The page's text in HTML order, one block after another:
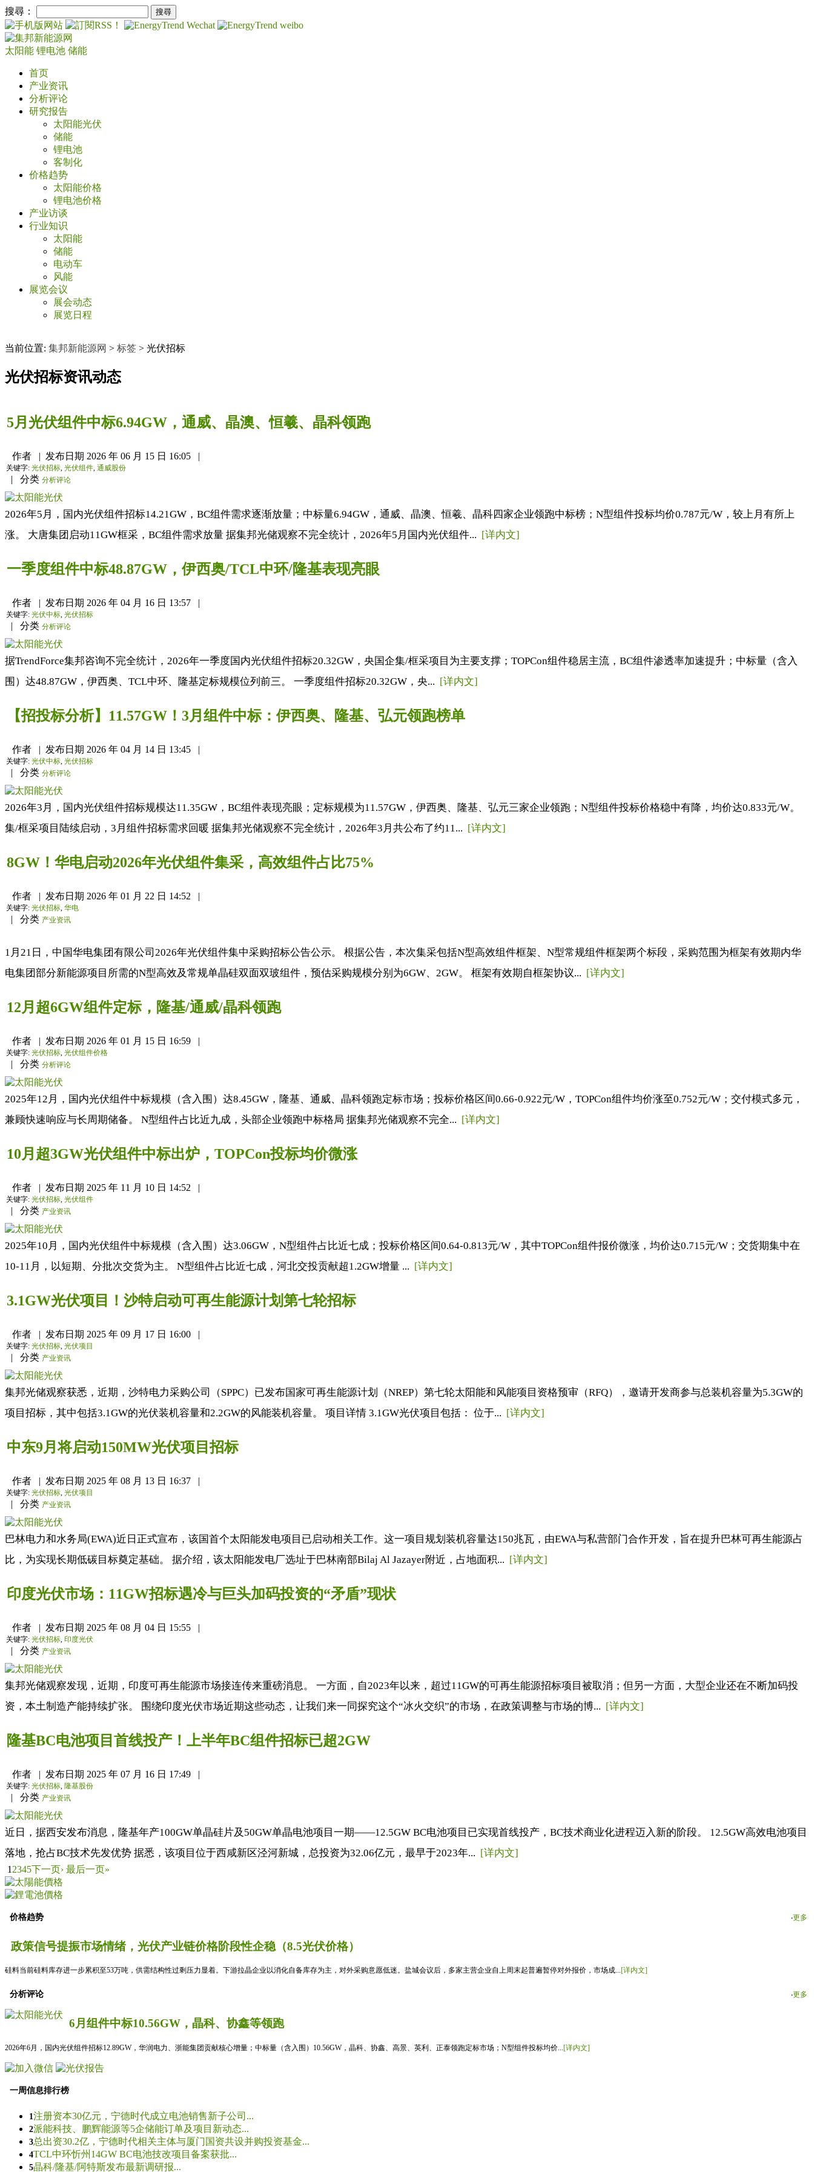
搜尋：
太阳能 锂电池 储能
首页
产业资讯
分析评论
研究报告
太阳能光伏
储能
锂电池
客制化
价格趋势
太阳能价格
锂电池价格
产业访谈
行业知识
太阳能
储能
电动车
风能
展览会议
展会动态
展览日程
当前位置: 集邦新能源网 > 标签 > 光伏招标
光伏招标资讯动态
5月光伏组件中标6.94GW，通威、晶澳、恒羲、晶科领跑
作者 | 发布日期 2026 年 06 月 15 日 16:05 |
关键字: 光伏招标, 光伏组件, 通威股份
| 分类 分析评论
2026年5月，国内光伏组件招标14.21GW，BC组件需求逐渐放量；中标量6.94GW，通威、晶澳、恒羲、晶科四家企业领跑中标榜；N型组件投标均价0.787元/W，较上月有所上
涨。 大唐集团启动11GW框采，BC组件需求放量 据集邦光储观察不完全统计，2026年5月国内光伏组件... [详内文]
一季度组件中标48.87GW，伊西奥/TCL中环/隆基表现亮眼
作者 | 发布日期 2026 年 04 月 16 日 13:57 |
关键字: 光伏中标, 光伏招标
| 分类 分析评论
据TrendForce集邦咨询不完全统计，2026年一季度国内光伏组件招标20.32GW，央国企集/框采项目为主要支撑；TOPCon组件稳居主流，BC组件渗透率加速提升；中标量（含入
围）达48.87GW，伊西奥、TCL中环、隆基定标规模位列前三。 一季度组件招标20.32GW，央... [详内文]
【招投标分析】11.57GW！3月组件中标：伊西奥、隆基、弘元领跑榜单
作者 | 发布日期 2026 年 04 月 14 日 13:45 |
关键字: 光伏中标, 光伏招标
| 分类 分析评论
2026年3月，国内光伏组件招标规模达11.35GW，BC组件表现亮眼；定标规模为11.57GW，伊西奥、隆基、弘元三家企业领跑；N型组件投标价格稳中有降，均价达0.833元/W。
集/框采项目陆续启动，3月组件招标需求回暖 据集邦光储观察不完全统计，2026年3月共公布了约11... [详内文]
8GW！华电启动2026年光伏组件集采，高效组件占比75%
作者 | 发布日期 2026 年 01 月 22 日 14:52 |
关键字: 光伏招标, 华电
| 分类 产业资讯
1月21日，中国华电集团有限公司2026年光伏组件集中采购招标公告公示。 根据公告，本次集采包括N型高效组件框架、N型常规组件框架两个标段，采购范围为框架有效期内华
电集团部分新能源项目所需的N型高效及常规单晶硅双面双玻组件，预估采购规模分别为6GW、2GW。 框架有效期自框架协议... [详内文]
12月超6GW组件定标，隆基/通威/晶科领跑
作者 | 发布日期 2026 年 01 月 15 日 16:59 |
关键字: 光伏招标, 光伏组件价格
| 分类 分析评论
2025年12月，国内光伏组件中标规模（含入围）达8.45GW，隆基、通威、晶科领跑定标市场；投标价格区间0.66-0.922元/W，TOPCon组件均价涨至0.752元/W；交付模式多元，
兼顾快速响应与长周期储备。 N型组件占比近九成，头部企业领跑中标格局 据集邦光储观察不完全... [详内文]
10月超3GW光伏组件中标出炉，TOPCon投标均价微涨
作者 | 发布日期 2025 年 11 月 10 日 14:52 |
关键字: 光伏招标, 光伏组件
| 分类 产业资讯
2025年10月，国内光伏组件中标规模（含入围）达3.06GW，N型组件占比近七成；投标价格区间0.64-0.813元/W，其中TOPCon组件报价微涨，均价达0.715元/W；交货期集中在
10-11月，以短期、分批次交货为主。 N型组件占比近七成，河北交投贡献超1.2GW增量 ... [详内文]
3.1GW光伏项目！沙特启动可再生能源计划第七轮招标
作者 | 发布日期 2025 年 09 月 17 日 16:00 |
关键字: 光伏招标, 光伏项目
| 分类 产业资讯
集邦光储观察获悉，近期，沙特电力采购公司（SPPC）已发布国家可再生能源计划（NREP）第七轮太阳能和风能项目资格预审（RFQ），邀请开发商参与总装机容量为5.3GW的
项目招标，其中包括3.1GW的光伏装机容量和2.2GW的风能装机容量。 项目详情 3.1GW光伏项目包括： 位于... [详内文]
中东9月将启动150MW光伏项目招标
作者 | 发布日期 2025 年 08 月 13 日 16:37 |
关键字: 光伏招标, 光伏项目
| 分类 产业资讯
巴林电力和水务局(EWA)近日正式宣布，该国首个太阳能发电项目已启动相关工作。这一项目规划装机容量达150兆瓦，由EWA与私营部门合作开发，旨在提升巴林可再生能源占
比，为实现长期低碳目标奠定基础。 据介绍，该太阳能发电厂选址于巴林南部Bilaj Al Jazayer附近，占地面积... [详内文]
印度光伏市场：11GW招标遇冷与巨头加码投资的“矛盾”现状
作者 | 发布日期 2025 年 08 月 04 日 15:55 |
关键字: 光伏招标, 印度光伏
| 分类 产业资讯
集邦光储观察发现，近期，印度可再生能源市场接连传来重磅消息。 一方面，自2023年以来，超过11GW的可再生能源招标项目被取消；但另一方面，大型企业还在不断加码投
资，本土制造产能持续扩张。 围绕印度光伏市场近期这些动态，让我们来一同探究这个“冰火交织”的市场，在政策调整与市场的博... [详内文]
隆基BC电池项目首线投产！上半年BC组件招标已超2GW
作者 | 发布日期 2025 年 07 月 16 日 17:49 |
关键字: 光伏招标, 隆基股份
| 分类 产业资讯
近日，据西安发布消息，隆基年产100GW单晶硅片及50GW单晶电池项目一期——12.5GW BC电池项目已实现首线投产，BC技术商业化进程迈入新的阶段。 12.5GW高效电池项目
落地，抢占BC技术先发优势 据悉，该项目位于西咸新区泾河新城，总投资为32.06亿元，最早于2023年... [详内文]
1 2345下一页› 最后一页»
价格趋势 ‧更多
政策信号提振市场情绪，光伏产业链价格阶段性企稳（8.5光伏价格）
硅料当前硅料库存进一步累积至53万吨，供需结构性过剩压力显着。下游拉晶企业以消化自备库存为主，对外采购意愿低迷。盐城会议后，多家主营企业自上周末起普遍暂停对外报价，市场成...[详内文]
分析评论 ‧更多
6月组件中标10.56GW，晶科、协鑫等领跑
2026年6月，国内光伏组件招标12.89GW，华润电力、浙能集团贡献核心增量；中标量（含入围）10.56GW，晶科、协鑫、高景、英利、正泰领跑定标市场；N型组件投标均价... [详内文]
一周信息排行榜
1注册资本30亿元，宁德时代成立电池销售新子公司...
2派能科技、鹏辉能源等5企储能订单及项目新动态...
3总出资30.2亿，宁德时代相关主体与厦门国资共设并购投资基金...
4TCL中环忻州14GW BC电池技改项目备案获批...
5晶科/隆基/阿特斯发布最新调研报...